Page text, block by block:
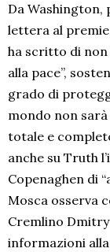
Da Washington,
lettera al
ha scritto di non
alla pace”,
grado di
mondo non
totale e
anche su Truth
Copenaghen di
Mosca osserva
Cremlino
informazioni